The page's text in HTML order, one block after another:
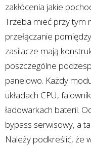
zakłócenia jakie
Trzeba mieć przy tym
przełączanie
zasilacze mają
poszczególne
panelowo. Każdy
układach CPU,
ładowarkach baterii.
bypass serwisowy, a
Należy podkreślić, że